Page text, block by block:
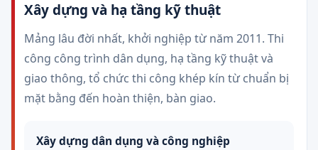
Xây dựng và hạ tầng kỹ thuật
Mảng lâu đời nhất, khởi nghiệp từ năm 2011. Thi
công công trình dân dụng, hạ tầng kỹ thuật và
giao thông, tổ chức thi công khép kín từ chuẩn bị
mặt bằng đến hoàn thiện, bàn giao.
Xây dựng dân dụng và công nghiệp